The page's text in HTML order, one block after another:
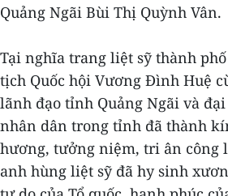
Quảng Ngãi Bùi Thị Quỳnh Vân.
Tại nghĩa trang liệt sỹ thành
tịch Quốc hội Vương Đình Huệ
lãnh đạo tỉnh Quảng Ngãi và
nhân dân trong tỉnh đã thành
hương, tưởng niệm, tri ân công
anh hùng liệt sỹ đã hy sinh